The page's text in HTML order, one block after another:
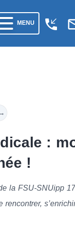
MENU phone_callback
:
!
la FSU-SNUipp